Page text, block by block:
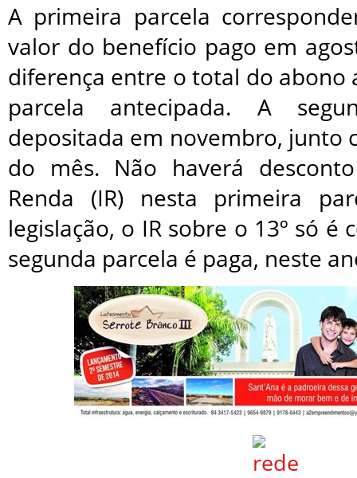
A primeira parcela
valor do benefício pago em
diferença entre o total do abono
parcela antecipada. A
depositada em novembro, junto
do mês. Não haverá
Renda (IR) nesta primeira
legislação, o IR sobre o 13º só é
segunda parcela é paga, neste